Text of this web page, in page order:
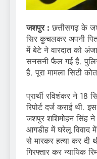
जशपुर :छत्तीसगढ़ के
सिर कुचलकर अपनी
में बेटे ने वारदात को
सनसनी फैल गई है.
है. पूरा मामला सिटी
प्रार्थी रविशंकर ने 18
रिपोर्ट दर्ज कराई थी.
जशपुर शशिमोहन सिंह ने
आगडीह में घरेलू विवाद
से मारकर हत्या कर दी
गिरफ्तार कर न्यायिक